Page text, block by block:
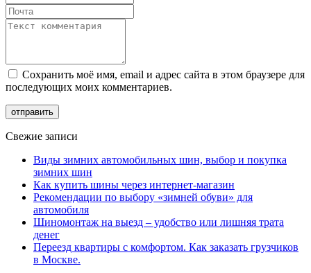
Сохранить моё имя, email и адрес сайта в этом браузере для
последующих моих комментариев.
Свежие записи
Виды зимних автомобильных шин, выбор и покупка
зимних шин
Как купить шины через интернет-магазин
Рекомендации по выбору «зимней обуви» для
автомобиля
Шиномонтаж на выезд – удобство или лишняя трата
денег
Переезд квартиры с комфортом. Как заказать грузчиков
в Москве.